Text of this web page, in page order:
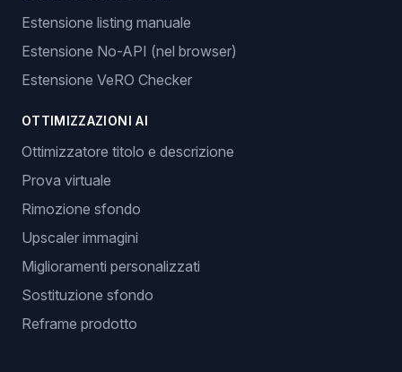
Estensione listing manuale
Estensione No-API (nel browser)
Estensione VeRO Checker
OTTIMIZZAZIONI AI
Ottimizzatore titolo e descrizione
Prova virtuale
Rimozione sfondo
Upscaler immagini
Miglioramenti personalizzati
Sostituzione sfondo
Reframe prodotto